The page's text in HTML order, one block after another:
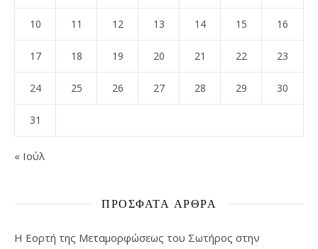
10 11 12 13 14 15 16
17 18 19 20 21 22 23
24 25 26 27 28 29 30
31
« Ιούλ
ΠΡΌΣΦΑΤΑ ΆΡΘΡΑ
Η Εορτή της Μεταμορφώσεως του Σωτήρος στην